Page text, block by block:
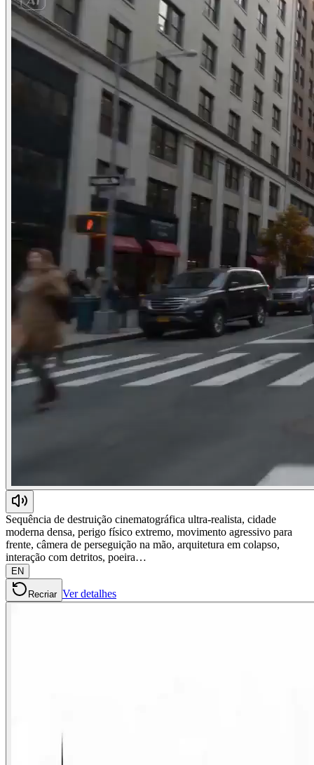
Sequência de destruição cinematográfica ultra-realista, cidade
moderna densa, perigo físico extremo, movimento agressivo para
frente, câmera de perseguição na mão, arquitetura em colapso,
interação com detritos, poeira…
EN
Recriar Ver detalhes